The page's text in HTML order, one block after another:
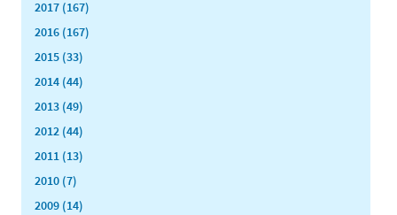
2017 (167)
2016 (167)
2015 (33)
2014 (44)
2013 (49)
2012 (44)
2011 (13)
2010 (7)
2009 (14)